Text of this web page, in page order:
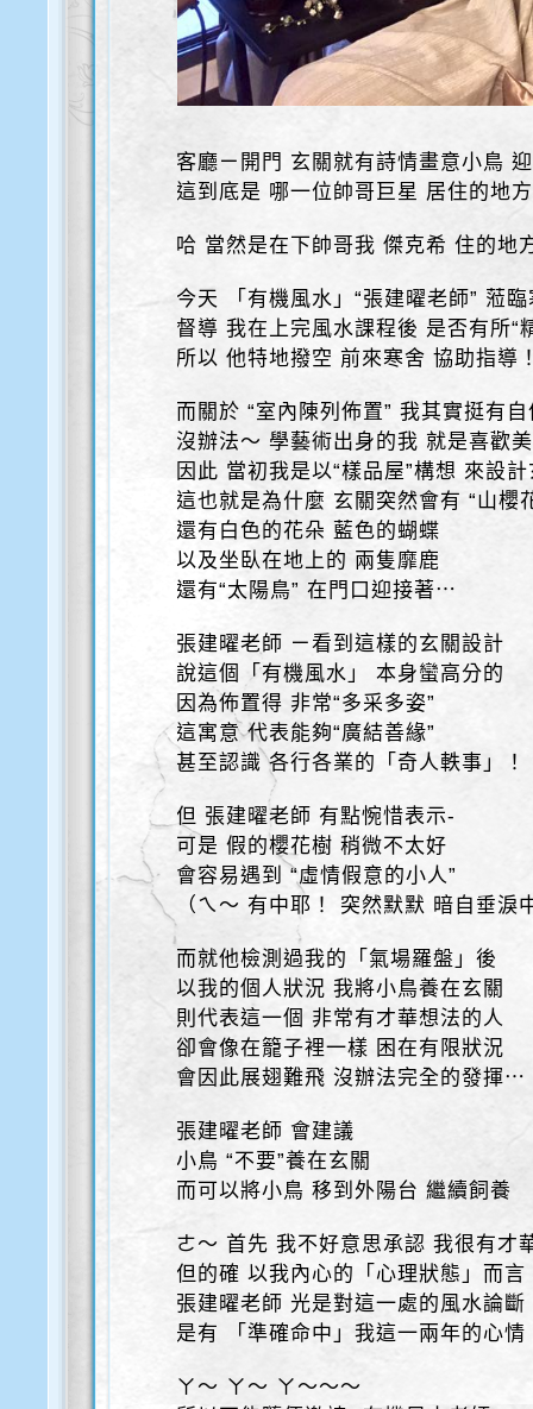
客廳ㄧ開門 玄關就有詩情畫意小鳥
這到底是 哪一位帥哥巨星 居住的地
哈 當然是在下帥哥我 傑克希 住的地
今天 「有機風水」“張建曜老師” 蒞
督導 我在上完風水課程後 是否有所“
所以 他特地撥空 前來寒舍 協助指導
而關於 “室內陳列佈置” 我其實挺有
沒辦法～ 學藝術出身的我 就是喜歡
因此 當初我是以“樣品屋”構想 來設
這也就是為什麼 玄關突然會有 “山櫻
還有白色的花朵 藍色的蝴蝶
以及坐臥在地上的 兩隻靡鹿
還有“太陽鳥” 在門口迎接著⋯
張建曜老師 ㄧ看到這樣的玄關設計
說這個「有機風水」 本身蠻高分的
因為佈置得 非常“多采多姿”
這寓意 代表能夠“廣結善緣”
甚至認識 各行各業的「奇人軼事」！
但 張建曜老師 有點惋惜表示-
可是 假的櫻花樹 稍微不太好
會容易遇到 “虛情假意的小人”
（ㄟ～ 有中耶！ 突然默默 暗自垂淚
而就他檢測過我的「氣場羅盤」後
以我的個人狀況 我將小鳥養在玄關
則代表這一個 非常有才華想法的人
卻會像在籠子裡一樣 困在有限狀況
會因此展翅難飛 沒辦法完全的發揮⋯
張建曜老師 會建議
小鳥 “不要”養在玄關
而可以將小鳥 移到外陽台 繼續飼養
ㄜ～ 首先 我不好意思承認 我很有才
但的確 以我內心的「心理狀態」而言
張建曜老師 光是對這一處的風水論斷
是有 「準確命中」我這一兩年的心情
ㄚ～ ㄚ～ ㄚ～～～